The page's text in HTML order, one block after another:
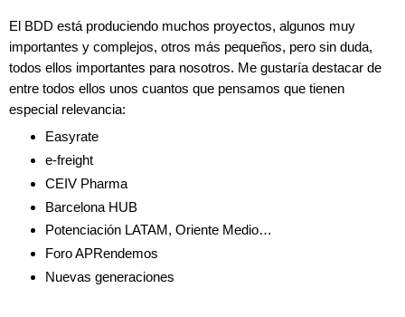
El BDD está produciendo muchos proyectos, algunos muy
importantes y complejos, otros más pequeños, pero sin duda,
todos ellos importantes para nosotros. Me gustaría destacar de
entre todos ellos unos cuantos que pensamos que tienen
especial relevancia:
Easyrate
e-freight
CEIV Pharma
Barcelona HUB
Potenciación LATAM, Oriente Medio…
Foro APRendemos
Nuevas generaciones